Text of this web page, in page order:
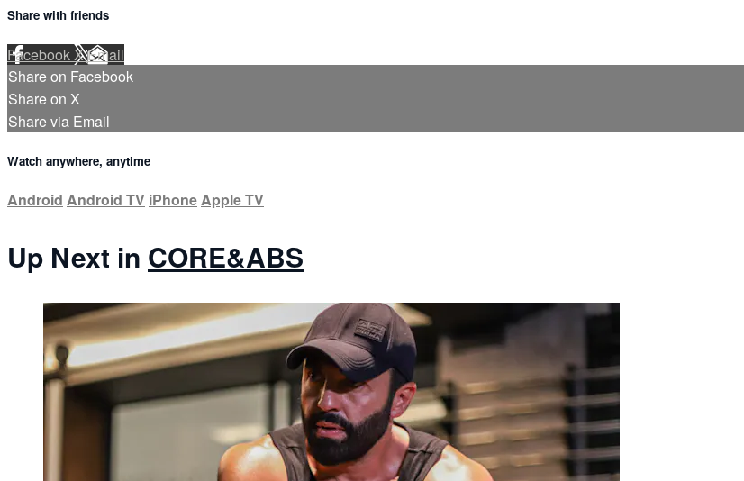
Share with friends
FacebookXEmail
Share on Facebook
Share on X
Share via Email
Watch anywhere, anytime
Android Android TV iPhoneApple TV
Up Next in CORE&ABS